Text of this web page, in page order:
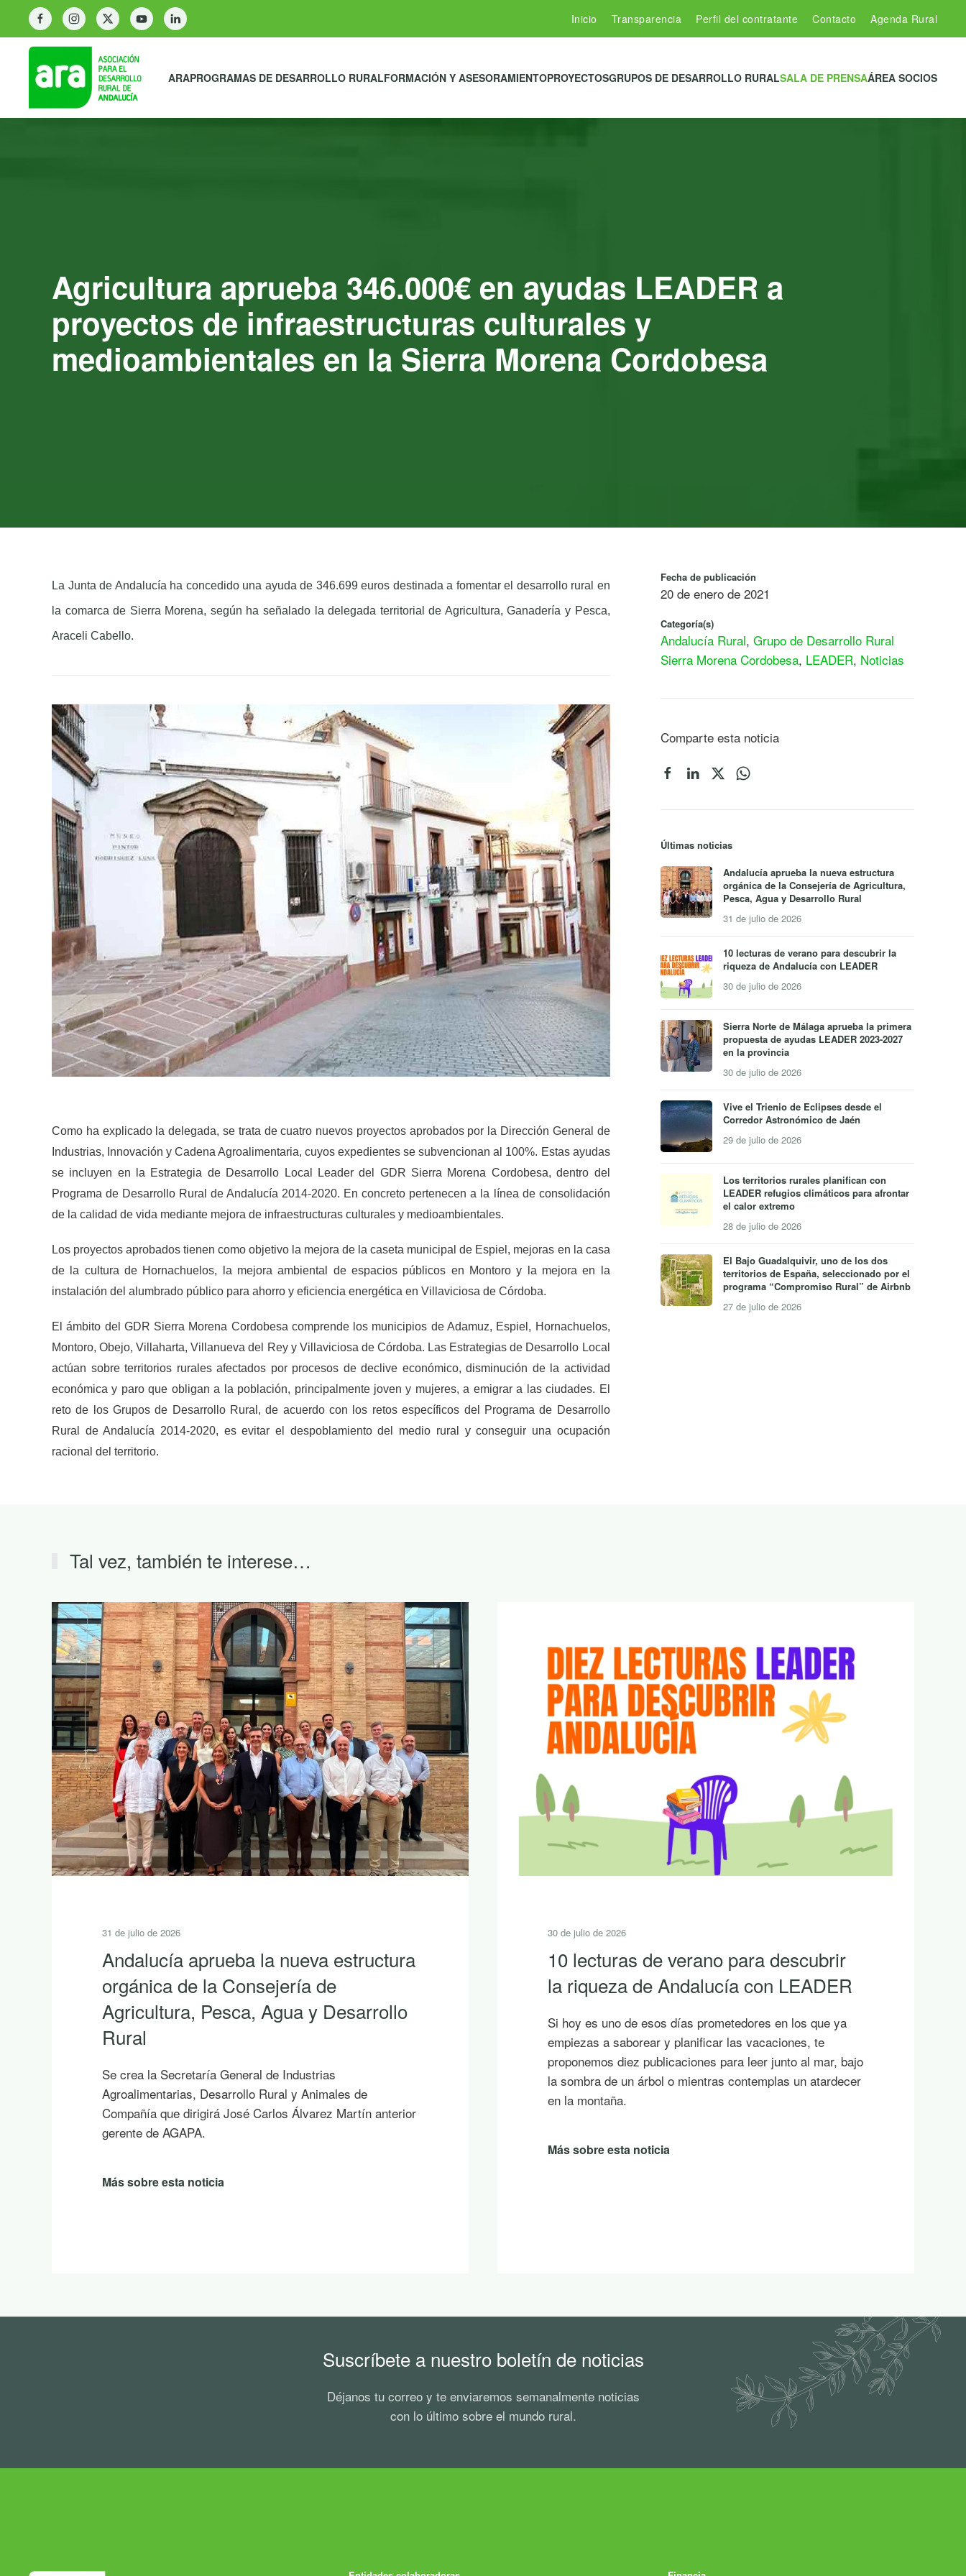
Inicio Transparencia Perfil del contratante Contacto Agenda Rural
ARAPROGRAMAS DE DESARROLLO RURALFORMACIÓN Y ASESORAMIENTOPROYECTOSGRUPOS DE DESARROLLO RURALSALA DE PRENSAÁREA SOCIOS
Agricultura aprueba 346.000€ en ayudas LEADER a
proyectos de infraestructuras culturales y
medioambientales en la Sierra Morena Cordobesa
La Junta de Andalucía ha concedido una ayuda de 346.699 euros destinada a fomentar el desarrollo rural en
la comarca de Sierra Morena, según ha señalado la delegada territorial de Agricultura, Ganadería y Pesca,
Araceli Cabello.
Como ha explicado la delegada, se trata de cuatro nuevos proyectos aprobados por la Dirección General de
Industrias, Innovación y Cadena Agroalimentaria, cuyos expedientes se subvencionan al 100%. Estas ayudas
se incluyen en la Estrategia de Desarrollo Local Leader del GDR Sierra Morena Cordobesa, dentro del
Programa de Desarrollo Rural de Andalucía 2014-2020. En concreto pertenecen a la línea de consolidación
de la calidad de vida mediante mejora de infraestructuras culturales y medioambientales.
Los proyectos aprobados tienen como objetivo la mejora de la caseta municipal de Espiel, mejoras en la casa
de la cultura de Hornachuelos, la mejora ambiental de espacios públicos en Montoro y la mejora en la
instalación del alumbrado público para ahorro y eficiencia energética en Villaviciosa de Córdoba.
El ámbito del GDR Sierra Morena Cordobesa comprende los municipios de Adamuz, Espiel, Hornachuelos,
Montoro, Obejo, Villaharta, Villanueva del Rey y Villaviciosa de Córdoba. Las Estrategias de Desarrollo Local
actúan sobre territorios rurales afectados por procesos de declive económico, disminución de la actividad
económica y paro que obligan a la población, principalmente joven y mujeres, a emigrar a las ciudades. El
reto de los Grupos de Desarrollo Rural, de acuerdo con los retos específicos del Programa de Desarrollo
Rural de Andalucía 2014-2020, es evitar el despoblamiento del medio rural y conseguir una ocupación
racional del territorio.
Fecha de publicación
20 de enero de 2021
Categoría(s)
Andalucía Rural, Grupo de Desarrollo Rural
Sierra Morena Cordobesa, LEADER, Noticias
Comparte esta noticia
Últimas noticias
Andalucía aprueba la nueva estructura
orgánica de la Consejería de Agricultura,
Pesca, Agua y Desarrollo Rural
31 de julio de 2026
10 lecturas de verano para descubrir la
riqueza de Andalucía con LEADER
30 de julio de 2026
Sierra Norte de Málaga aprueba la primera
propuesta de ayudas LEADER 2023-2027
en la provincia
30 de julio de 2026
Vive el Trienio de Eclipses desde el
Corredor Astronómico de Jaén
29 de julio de 2026
Los territorios rurales planifican con
LEADER refugios climáticos para afrontar
el calor extremo
28 de julio de 2026
El Bajo Guadalquivir, uno de los dos
territorios de España, seleccionado por el
programa “Compromiso Rural” de Airbnb
27 de julio de 2026
Tal vez, también te interese…
31 de julio de 2026
Andalucía aprueba la nueva estructura
orgánica de la Consejería de
Agricultura, Pesca, Agua y Desarrollo
Rural
Se crea la Secretaría General de Industrias
Agroalimentarias, Desarrollo Rural y Animales de
Compañía que dirigirá José Carlos Álvarez Martín anterior
gerente de AGAPA.
Más sobre esta noticia
30 de julio de 2026
10 lecturas de verano para descubrir
la riqueza de Andalucía con LEADER
Si hoy es uno de esos días prometedores en los que ya
empiezas a saborear y planificar las vacaciones, te
proponemos diez publicaciones para leer junto al mar, bajo
la sombra de un árbol o mientras contemplas un atardecer
en la montaña.
Más sobre esta noticia
Suscríbete a nuestro boletín de noticias
Déjanos tu correo y te enviaremos semanalmente noticias
con lo último sobre el mundo rural.